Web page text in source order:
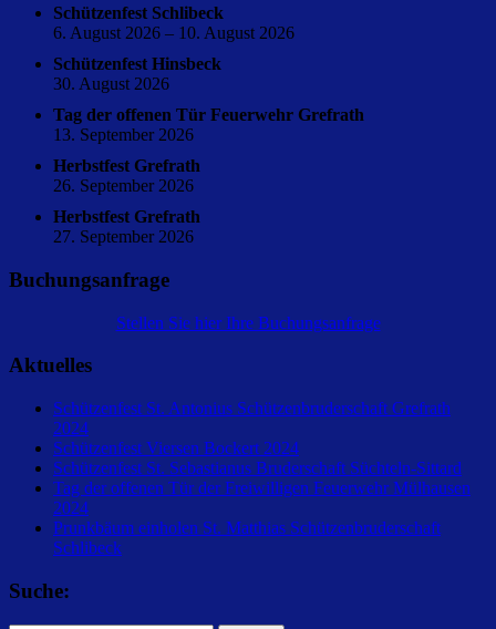
Schützenfest Schlibeck
6. August 2026 – 10. August 2026
Schützenfest Hinsbeck
30. August 2026
Tag der offenen Tür Feuerwehr Grefrath
13. September 2026
Herbstfest Grefrath
26. September 2026
Herbstfest Grefrath
27. September 2026
Buchungsanfrage
Stellen Sie hier Ihre Buchungsanfrage
Aktuelles
Schützenfest St. Antonius Schützenbruderschaft Grefrath
2024
Schützenfest Viersen Bockert 2024
Schützenfest St. Sebastianus Bruderschaft Süchteln-Sittard
Tag der offenen Tür der Freiwilligen Feuerwehr Mülhausen
2024
Prunkbäum einholen St. Matthias Schützenbruderschaft
Schlibeck
Suche: